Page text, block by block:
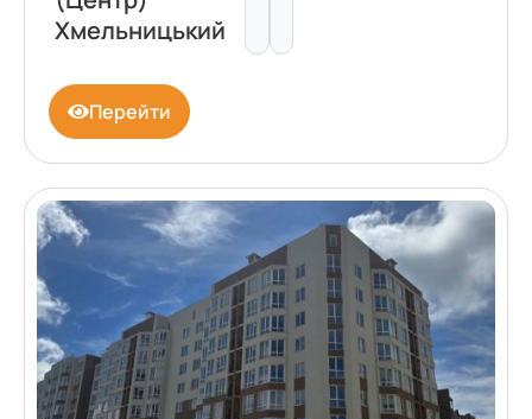
Хмельницький
Перейти